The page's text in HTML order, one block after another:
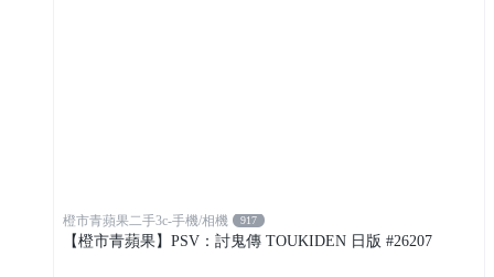
橙市青蘋果二手3c-手機/相機 917
【橙市青蘋果】PSV：討鬼傳 TOUKIDEN 日版 #26207